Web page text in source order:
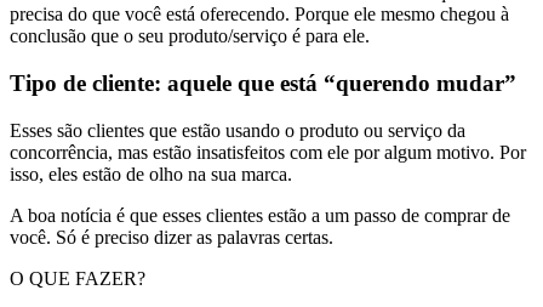
precisa do que você está oferecendo. Porque ele mesmo chegou à
conclusão que o seu produto/serviço é para ele.
Tipo de cliente: aquele que está “querendo mudar”
Esses são clientes que estão usando o produto ou serviço da
concorrência, mas estão insatisfeitos com ele por algum motivo. Por
isso, eles estão de olho na sua marca.
A boa notícia é que esses clientes estão a um passo de comprar de
você. Só é preciso dizer as palavras certas.
O QUE FAZER?